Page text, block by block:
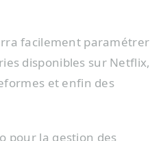
facilement paramétrer
disponibles sur Netflix,
et enfin des
pour la gestion des